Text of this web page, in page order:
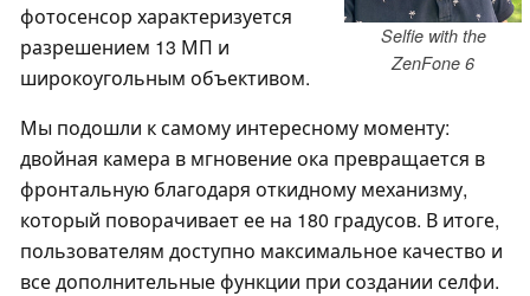
Selfie with the
ZenFone 6
фотосенсор характеризуется
разрешением 13 МП и
широкоугольным объективом.
Мы подошли к самому интересному моменту:
двойная камера в мгновение ока превращается в
фронтальную благодаря откидному механизму,
который поворачивает ее на 180 градусов. В итоге,
пользователям доступно максимальное качество и
все дополнительные функции при создании селфи.